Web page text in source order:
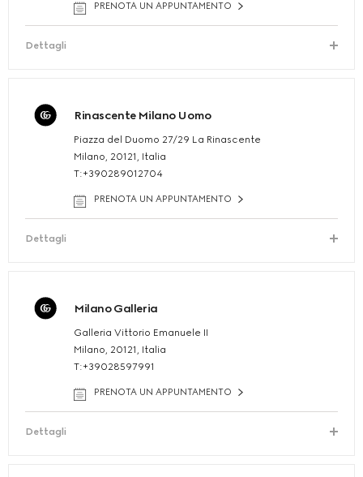
PRENOTA UN APPUNTAMENTO
Dettagli
Rinascente Milano Uomo
Piazza del Duomo 27/29 La Rinascente
Milano, 20121, Italia
T:+390289012704
PRENOTA UN APPUNTAMENTO
Dettagli
Milano Galleria
Galleria Vittorio Emanuele II
Milano, 20121, Italia
T:+39028597991
PRENOTA UN APPUNTAMENTO
Dettagli